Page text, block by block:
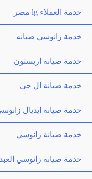
خدمة العملاء lg مصر
خدمة زانوسي صيانه
خدمة صيانة اريستون
خدمة صيانة ال جي
خدمة صيانة ايديال زانوسي
خدمة صيانة زانوسي
خدمة صيانة زانوسي العبد